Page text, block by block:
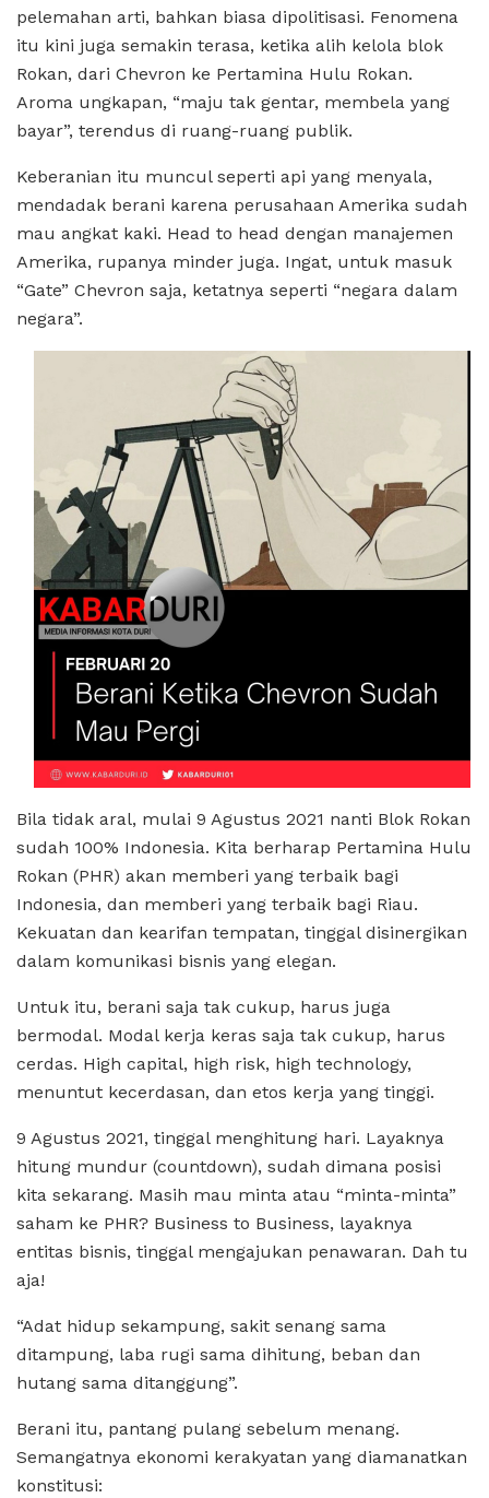
pelemahan arti, bahkan biasa dipolitisasi. Fenomena
itu kini juga semakin terasa, ketika alih kelola blok
Rokan, dari Chevron ke Pertamina Hulu Rokan.
Aroma ungkapan, “maju tak gentar, membela yang
bayar”, terendus di ruang-ruang publik.
Keberanian itu muncul seperti api yang menyala,
mendadak berani karena perusahaan Amerika sudah
mau angkat kaki. Head to head dengan manajemen
Amerika, rupanya minder juga. Ingat, untuk masuk
“Gate” Chevron saja, ketatnya seperti “negara dalam
negara”.
Bila tidak aral, mulai 9 Agustus 2021 nanti Blok Rokan
sudah 100% Indonesia. Kita berharap Pertamina Hulu
Rokan (PHR) akan memberi yang terbaik bagi
Indonesia, dan memberi yang terbaik bagi Riau.
Kekuatan dan kearifan tempatan, tinggal disinergikan
dalam komunikasi bisnis yang elegan.
Untuk itu, berani saja tak cukup, harus juga
bermodal. Modal kerja keras saja tak cukup, harus
cerdas. High capital, high risk, high technology,
menuntut kecerdasan, dan etos kerja yang tinggi.
9 Agustus 2021, tinggal menghitung hari. Layaknya
hitung mundur (countdown), sudah dimana posisi
kita sekarang. Masih mau minta atau “minta-minta”
saham ke PHR? Business to Business, layaknya
entitas bisnis, tinggal mengajukan penawaran. Dah tu
aja!
“Adat hidup sekampung, sakit senang sama
ditampung, laba rugi sama dihitung, beban dan
hutang sama ditanggung”.
Berani itu, pantang pulang sebelum menang.
Semangatnya ekonomi kerakyatan yang diamanatkan
konstitusi: